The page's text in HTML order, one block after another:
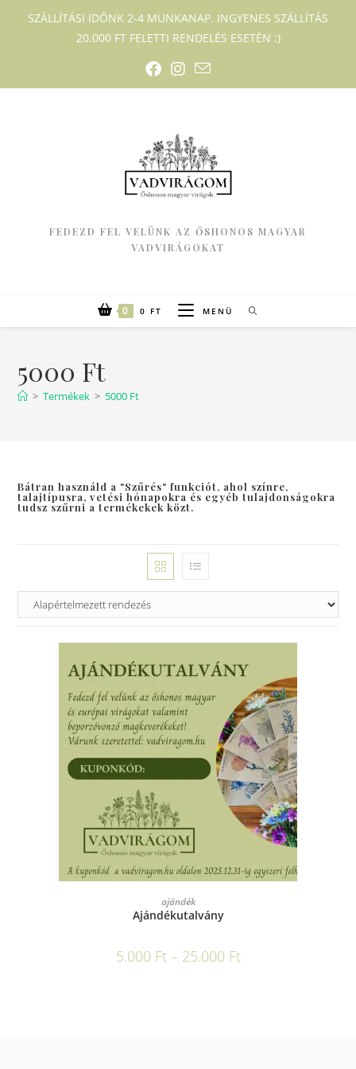
SZÁLLÍTÁSI IDŐNK 2-4 MUNKANAP. INGYENES SZÁLLÍTÁS
20.000 FT FELETTI RENDELÉS ESETÉN :)
FEDEZD FEL VELÜNK AZ ŐSHONOS MAGYAR
VADVIRÁGOKAT
0 0 FT MENÜ
5000 Ft
> Termékek > 5000 Ft
Bátran használd a "Szűrés" funkciót, ahol színre,
talajtípusra, vetési hónapokra és egyéb tulajdonságokra
tudsz szűrni a termékekek közt.
OPCIÓK VÁLASZTÁSA
ajándék
Ajándékutalvány
5.000 Ft – 25.000 Ft